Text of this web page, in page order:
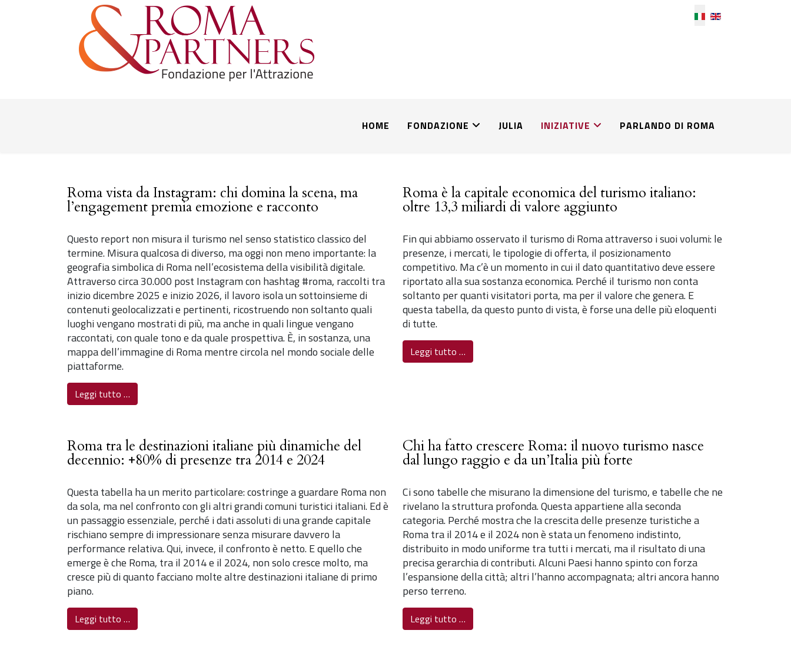
Seleziona la tua
HOME FONDAZIONE JULIA INIZIATIVE PARLANDO DI ROMA
Roma vista da Instagram: chi domina la scena, ma
l’engagement premia emozione e racconto
Questo report non misura il turismo nel senso statistico classico del
termine. Misura qualcosa di diverso, ma oggi non meno importante: la
geografia simbolica di Roma nell’ecosistema della visibilità digitale.
Attraverso circa 30.000 post Instagram con hashtag #roma, raccolti tra
inizio dicembre 2025 e inizio 2026, il lavoro isola un sottoinsieme di
contenuti geolocalizzati e pertinenti, ricostruendo non soltanto quali
luoghi vengano mostrati di più, ma anche in quali lingue vengano
raccontati, con quale tono e da quale prospettiva. È, in sostanza, una
mappa dell’immagine di Roma mentre circola nel mondo sociale delle
piattaforme.
Leggi tutto …
Roma è la capitale economica del turismo italiano:
oltre 13,3 miliardi di valore aggiunto
Fin qui abbiamo osservato il turismo di Roma attraverso i suoi volumi: le
presenze, i mercati, le tipologie di offerta, il posizionamento
competitivo. Ma c’è un momento in cui il dato quantitativo deve essere
riportato alla sua sostanza economica. Perché il turismo non conta
soltanto per quanti visitatori porta, ma per il valore che genera. E
questa tabella, da questo punto di vista, è forse una delle più eloquenti
di tutte.
Leggi tutto …
Roma tra le destinazioni italiane più dinamiche del
decennio: +80% di presenze tra 2014 e 2024
Questa tabella ha un merito particolare: costringe a guardare Roma non
da sola, ma nel confronto con gli altri grandi comuni turistici italiani. Ed è
un passaggio essenziale, perché i dati assoluti di una grande capitale
rischiano sempre di impressionare senza misurare davvero la
performance relativa. Qui, invece, il confronto è netto. E quello che
emerge è che Roma, tra il 2014 e il 2024, non solo cresce molto, ma
cresce più di quanto facciano molte altre destinazioni italiane di primo
piano.
Leggi tutto …
Chi ha fatto crescere Roma: il nuovo turismo nasce
dal lungo raggio e da un’Italia più forte
Ci sono tabelle che misurano la dimensione del turismo, e tabelle che ne
rivelano la struttura profonda. Questa appartiene alla seconda
categoria. Perché mostra che la crescita delle presenze turistiche a
Roma tra il 2014 e il 2024 non è stata un fenomeno indistinto,
distribuito in modo uniforme tra tutti i mercati, ma il risultato di una
precisa gerarchia di contributi. Alcuni Paesi hanno spinto con forza
l’espansione della città; altri l’hanno accompagnata; altri ancora hanno
perso terreno.
Leggi tutto …